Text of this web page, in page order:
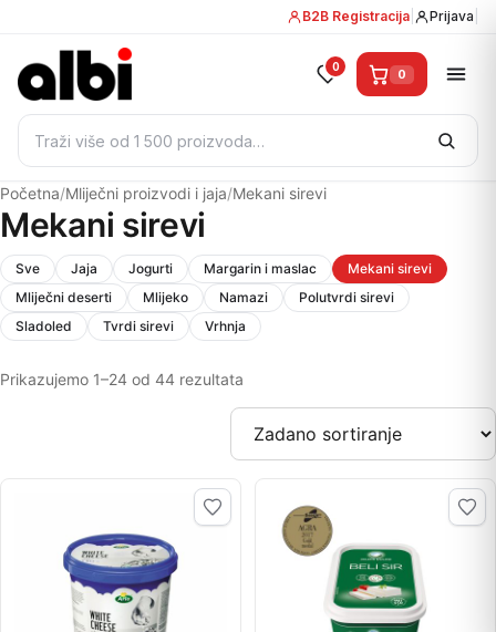
B2B Registracija Prijava
Pretraži:
0 0
Početna/Mliječni proizvodi i jaja/Mekani sirevi
Mekani sirevi
Sve Jaja Jogurti Margarin i maslac
Mekani sirevi
Mliječni deserti
Mlijeko Namazi
Polutvrdi sirevi
Sladoled
Tvrdi sirevi Vrhnja
Prikazujemo 1–24 od 44 rezultata